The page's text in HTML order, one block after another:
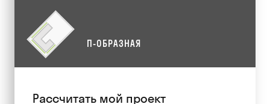
П-ОБРАЗНАЯ
Рассчитать мой проект